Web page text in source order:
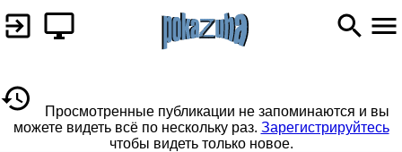
Просмотренные публикации не запоминаются и вы
можете видеть всё по нескольку раз. Зарегистрируйтесь
чтобы видеть только новое.